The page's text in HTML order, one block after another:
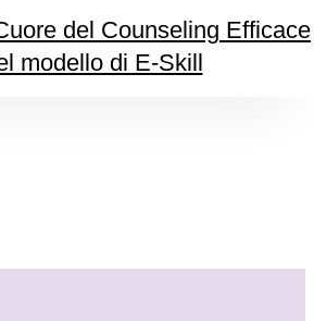
del Counseling Efficace
modello di E-Skill